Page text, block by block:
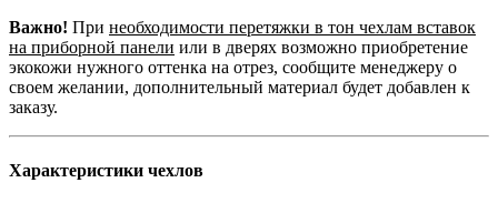
Важно! При необходимости перетяжки в тон чехлам вставок
на приборной панели или в дверях возможно приобретение
экокожи нужного оттенка на отрез, сообщите менеджеру о
своем желании, дополнительный материал будет добавлен к
заказу.
Характеристики чехлов